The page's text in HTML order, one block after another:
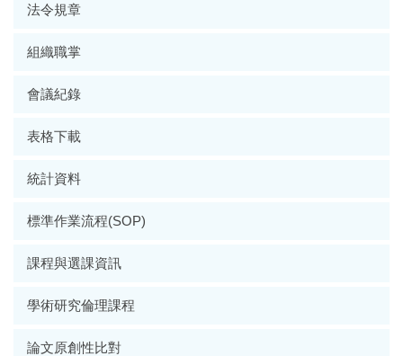
法令規章
組織職掌
會議紀錄
表格下載
統計資料
標準作業流程(SOP)
課程與選課資訊
學術研究倫理課程
論文原創性比對